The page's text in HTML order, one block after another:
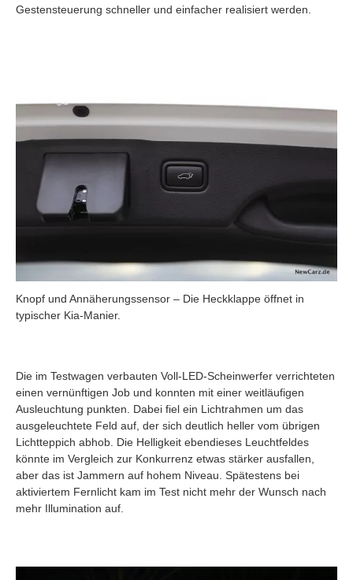
Gestensteuerung schneller und einfacher realisiert werden.
Knopf und Annäherungssensor – Die Heckklappe öffnet in
typischer Kia-Manier.
Die im Testwagen verbauten Voll-LED-Scheinwerfer verrichteten
einen vernünftigen Job und konnten mit einer weitläufigen
Ausleuchtung punkten. Dabei fiel ein Lichtrahmen um das
ausgeleuchtete Feld auf, der sich deutlich heller vom übrigen
Lichtteppich abhob. Die Helligkeit ebendieses Leuchtfeldes
könnte im Vergleich zur Konkurrenz etwas stärker ausfallen,
aber das ist Jammern auf hohem Niveau. Spätestens bei
aktiviertem Fernlicht kam im Test nicht mehr der Wunsch nach
mehr Illumination auf.